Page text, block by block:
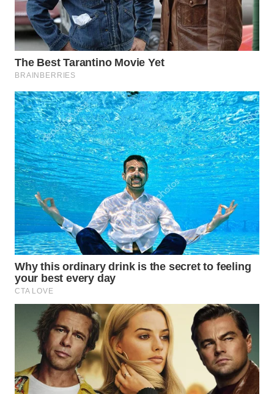
WN
TANJUNG
LESUNG
WN
KARO
WN
SIMALUNGUN
WN
LABUHANBATU
WN
TAPANULI
TENGAH
WN DELI
SERDANG
WN
TEBING
TINGGI
WN
PAKPAK